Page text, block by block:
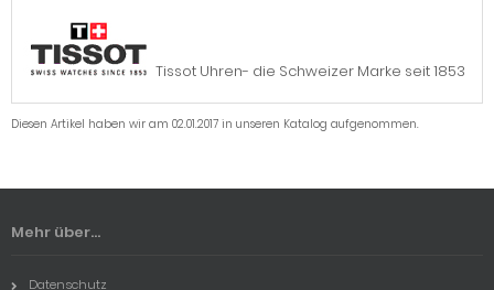
Tissot Uhren- die Schweizer Marke seit 1853
Diesen Artikel haben wir am 02.01.2017 in unseren Katalog aufgenommen.
Mehr über...
Datenschutz